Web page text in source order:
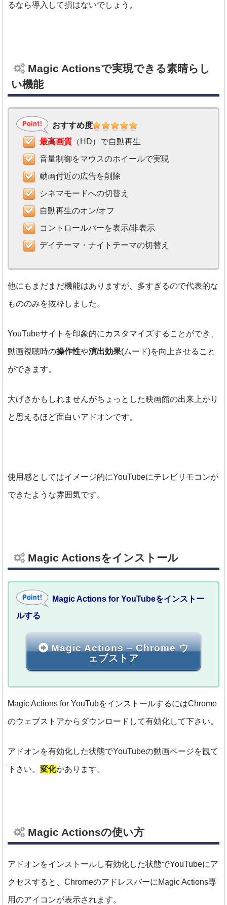
るなら導入して損はないでしょう。
Magic Actionsで実現できる素晴らし
い機能
おすすめ度
最高画質 （HD）で自動再生
音量制御をマウスのホイールで実現
動画付近の広告を削除
シネマモードへの切替え
自動再生のオン/オフ
コントロールバーを表示/非表示
デイテーマ・ナイトテーマの切替え
他にもまだまだ機能はありますが、多すぎるので代表的な
もののみを抜粋しました。
YouTubeサイトを印象的にカスタマイズすることができ、
動画視聴時の操作性や演出効果(ムード)を向上させること
ができます。
大げさかもしれませんがちょっとした映画館の出来上がり
と思えるほど面白いアドオンです。
使用感としてはイメージ的にYouTubeにテレビリモコンが
できたような雰囲気です。
Magic Actionsをインストール
Magic Actions for YouTubeをインストー
ルする
Magic Actions – Chrome ウ
ェブストア
Magic Actions for YouTubをインストールするにはChrome
のウェブストアからダウンロードして有効化して下さい。
アドオンを有効化した状態でYouTubeの動画ページを観て
下さい。変化があります。
Magic Actionsの使い方
アドオンをインストールし有効化した状態でYouTubeにア
クセスすると、ChromeのアドレスバーにMagic Actions専
用のアイコンが表示されます。